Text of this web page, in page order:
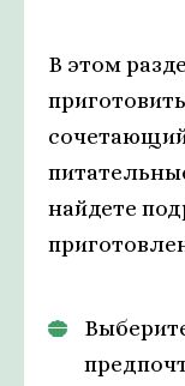
В этом
найдете